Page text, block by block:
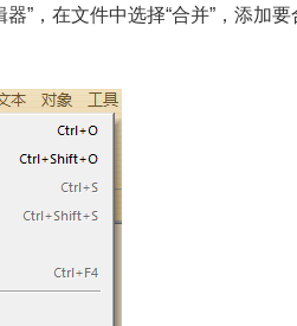
器”，在文件中选择“合并”，添加